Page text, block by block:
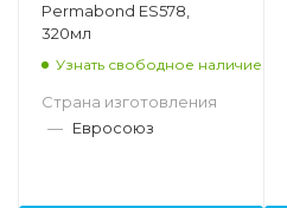
Permabond ES578,
320мл
Узнать свободное наличие
Страна изготовления
— Евросоюз